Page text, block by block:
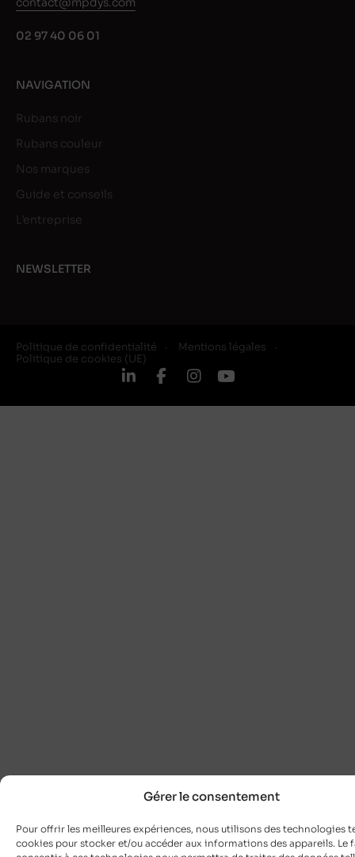
Gérer le consentement
Pour offrir les meilleures expériences, nous utilisons des technologies
cookies pour stocker et/ou accéder aux informations des appareils. Le
02 97 40 06 01
NAVIGATION
Rubans noir
Rubans couleur
Nos marques
Guide et conseils
L’entreprise
NEWSLETTER
Politique de confidentialité
Mentions légales
Politique de cookies (UE)